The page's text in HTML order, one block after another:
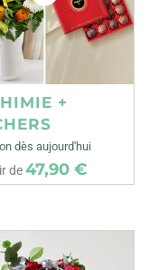
+
dès aujourd'hui
de47,90 €